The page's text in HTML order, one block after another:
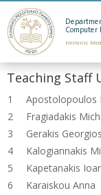
Computer
Hellenic
Teaching Staff
1 Apostolopoulos
2
Fragiadakis
3
Gerakis Georgios
4
Kalogiannakis
5
Kapetanakis
6
Karaiskou Anna